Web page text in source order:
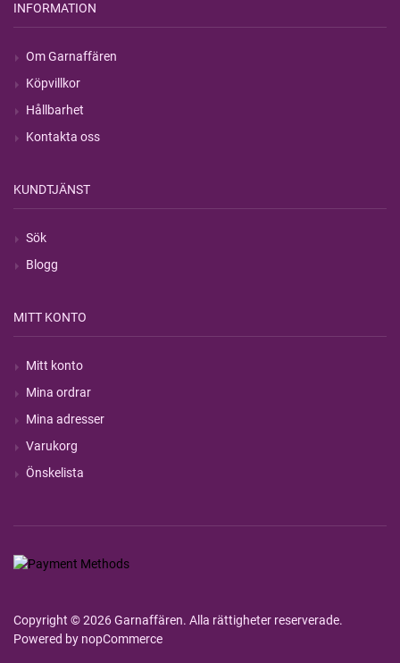
INFORMATION
Om Garnaffären
Köpvillkor
Hållbarhet
Kontakta oss
KUNDTJÄNST
Sök
Blogg
MITT KONTO
Mitt konto
Mina ordrar
Mina adresser
Varukorg
Önskelista
Copyright © 2026 Garnaffären. Alla rättigheter reserverade.
Powered by nopCommerce